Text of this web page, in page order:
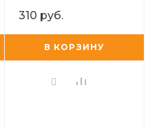
310 руб.
В КОРЗИНУ